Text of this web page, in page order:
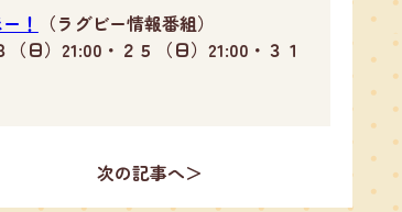
！
（ラグビー情報番組）
日）21:00・２５（日）21:00・３１
次の記事へ＞